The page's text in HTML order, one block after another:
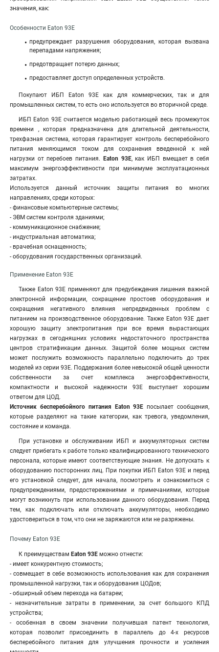
значения, как:
Особенности Eaton 93E
предупреждает разрушения оборудования, которая вызвана
перепадами напряжения;
предотвращает потерю данных;
предоставляет доступ определенных устройств.
Покупают ИБП Eaton 93E как для коммерческих, так и для
промышленных систем, то есть оно используется во вторичной среде.
ИБП Eaton 93Е считается моделью работающей весь промежуток
времени , которая предназначена для длительной деятельности,
трехфазная система, которая гарантирует контроль бесперебойного
питания меняющимся током для сохранения введенной к ней
нагрузки от перебоев питания.
Eaton 93E, как ИБП вмещает в себя
максимум энергоэффективности при минимуме эксплуатационных
затратах.
Используется данный источник защиты питания во многих
направлениях, среди которых:
- финансовые компьютерные системы;
- ЭВМ систем контроля зданиями;
- коммуникационное снабжение;
- индустриальная автоматика;
- врачебная оснащенность;
- оборудования государственных организаций.
Применение Eaton 93E
Также Eaton 93E применяют для предубеждения лишения важной
электронной информации, сокращение простоев оборудования и
сокращения негативного влияния непредвиденных проблем с
питанием на производственное оборудование. Также Eaton 93E дает
хорошую защиту электропитания при все время вырастающих
нагрузках в сегодняшних условиях недостаточного пространства
центров стратификации данных. Защитой более мощных систем
может послужить возможность параллельно подключить до трех
моделей из серии 93E. Поддержания более невысокой общей ценности
собственности за счет комплекса энергоэффективности,
компактности и высокой надежности 93Е выступает хорошим
ответом для ЦОД.
Источник бесперебойного питания
Eaton 93E посылает сообщения,
которые разделяют на такие категории, как тревога, уведомления,
состояние и команда.
При установке и обслуживании ИБП и аккумуляторных систем
следует прибегать к работе только квалифицированного технического
персонала, которые имеют соответствующие знания. Не допускать к
оборудованию посторонних лиц. При покупки ИБП Eaton 93E и перед
его установкой следует, для начала, посмотреть и ознакомиться с
предупреждениями, предостережениями и примечаниями, которые
могут возникнуть при использовании данного оборудования. Перед
тем, как подключать или отключать аккумуляторы, необходимо
удостовериться в том, что они не заряжаются или не разряжены.
Почему Eaton 93E
К преимуществам Eaton 93E можно отнести:
- имеет конкурентную стоимость;
- совмещает в себе возможность использования как для сохранения
промышленной нагрузки, так и оборудования ЦОДов;
- обширный объем перехода на батареи;
- незначительные затраты в применении, за счет большого КПД
устройства;
- особенная в своем значении получившая патент технология,
которая позволит присоединить в параллель до 4-х ресурсов
бесперебойного питания для улучшения прочности и усиления